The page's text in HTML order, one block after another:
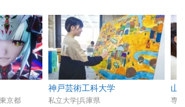
京都
神戸芸術工科大学
私立大学|兵庫県
山
専